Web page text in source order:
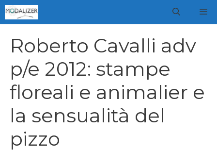
Vai
al
Roberto Cavalli adv
p/e 2012: stampe
floreali e animalier e
la sensualità del
pizzo